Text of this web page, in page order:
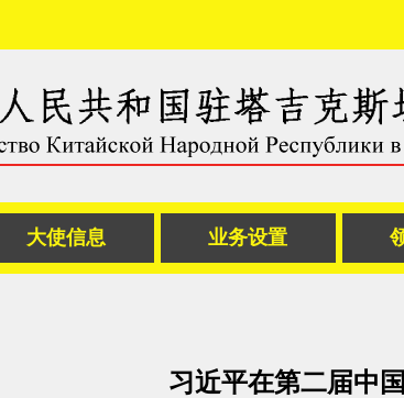
大使信息 业务设置
习近平在第二届中